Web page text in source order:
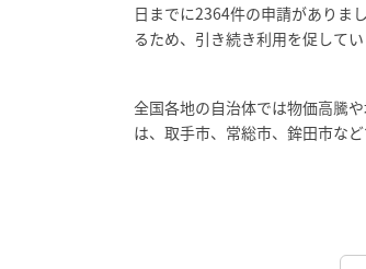
日までに2364件の申請がありま
るため、引き続き利用を促してい
全国各地の自治体では物価高騰
は、取手市、常総市、鉾田市など